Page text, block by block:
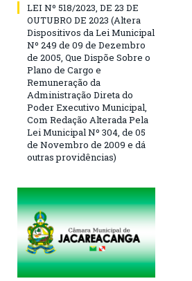
LEI Nº 518/2023, DE 23 DE
OUTUBRO DE 2023 (Altera
Dispositivos da Lei Municipal
Nº 249 de 09 de Dezembro
de 2005, Que Dispõe Sobre o
Plano de Cargo e
Remuneração da
Administração Direta do
Poder Executivo Municipal,
Com Redação Alterada Pela
Lei Municipal Nº 304, de 05
de Novembro de 2009 e dá
outras providências)